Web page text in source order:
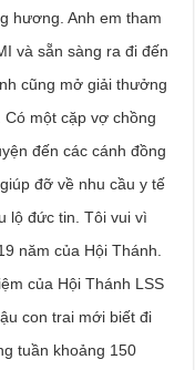
hương. Anh em tham
và sẵn sàng ra đi đến
cũng mở giải thưởng
một cặp vợ chồng
đến các cánh đồng
đỡ về nhu cầu y tế
lộ đức tin. Tôi vui vì
năm của Hội Thánh.
của Hội Thánh LSS
con trai mới biết đi
tuần khoảng 150